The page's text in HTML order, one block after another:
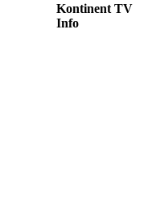
Kontinent TV
Info